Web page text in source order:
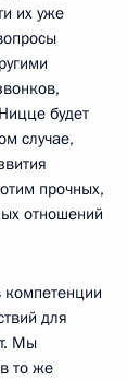
их уже
будет
случае,
прочных,
отношений
компетенции
для
Мы
то же